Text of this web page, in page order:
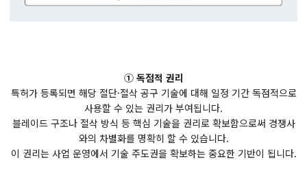
① 독점적 권리
특허가 등록되면 해당 절단·절삭 공구 기술에 대해 일정 기간 독점적으로
사용할 수 있는 권리가 부여됩니다.
블레이드 구조나 절삭 방식 등 핵심 기술을 권리로 확보함으로써 경쟁사
와의 차별화를 명확히 할 수 있습니다.
이 권리는 사업 운영에서 기술 주도권을 확보하는 중요한 기반이 됩니다.